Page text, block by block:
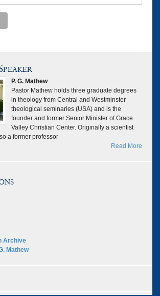
P. G. Mathew
Pastor Mathew holds three graduate degrees
in theology from Central and Westminster
theological seminaries (USA) and is the
founder and former Senior Minister of Grace
Valley Christian Center. Originally a scientist
a former professor
Read More
Archive
Mathew